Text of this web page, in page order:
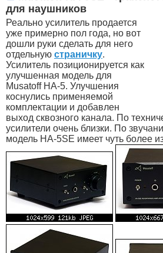
для наушников
Реально усилитель продается
уже примерно пол года, но вот
дошли руки сделать для него
отдельную страничку.
Усилитель позиционируется как
улучшенная модель для
Musatoff HA-5. Улучшения
коснулись применяемой
комплектации и добавлен
выход сквозного канала. По
усилители очень близки. По
модель HA-5SE имеет чуть более